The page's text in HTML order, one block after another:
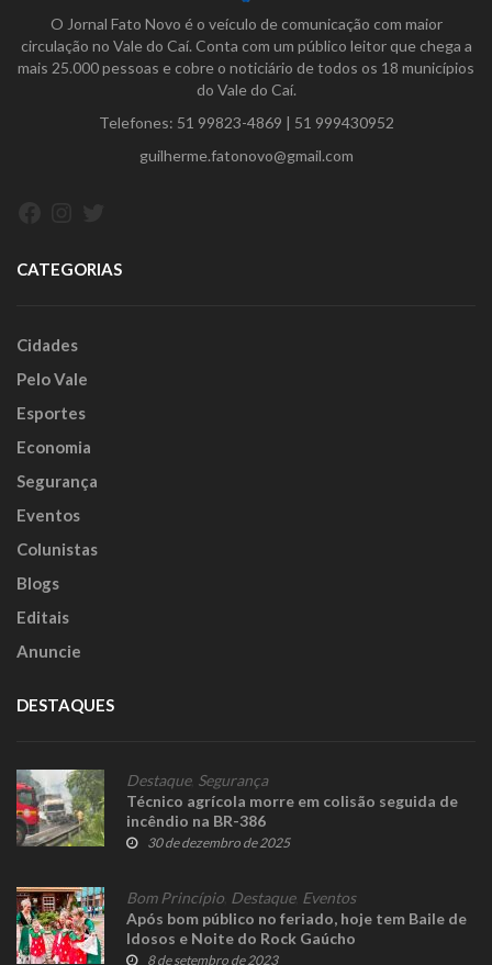
O Jornal Fato Novo é o veículo de comunicação com maior
circulação no Vale do Caí. Conta com um público leitor que chega a
mais 25.000 pessoas e cobre o noticiário de todos os 18 municípios
do Vale do Caí.
Telefones: 51 99823-4869 | 51 999430952
guilherme.fatonovo@gmail.com
CATEGORIAS
Cidades
Pelo Vale
Esportes
Economia
Segurança
Eventos
Colunistas
Blogs
Editais
Anuncie
DESTAQUES
Destaque, Segurança
Técnico agrícola morre em colisão seguida de
incêndio na BR-386
30 de dezembro de 2025
Bom Princípio Destaque, Eventos
Após bom público no feriado, hoje tem Baile de
Idosos e Noite do Rock Gaúcho
8 de setembro de 2023